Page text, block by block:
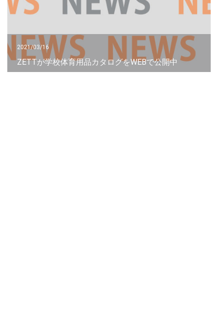
2021/03/16
ZETTが学校体育用品カタログをWEBで公開中